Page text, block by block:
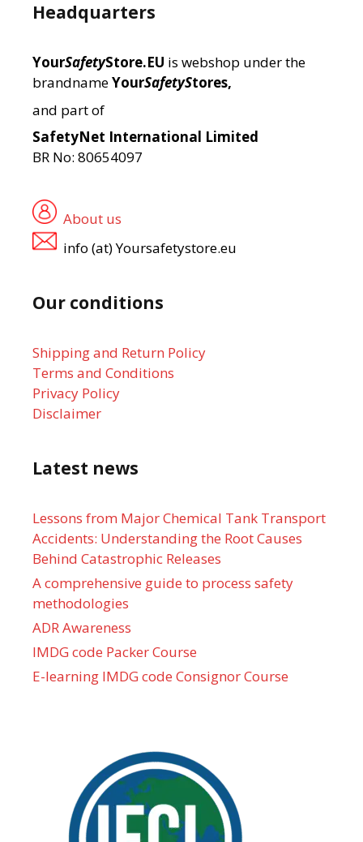
Headquarters
YourSafetyStore.EU is webshop under the
brandnameYourSafetyStores,
and part of
SafetyNet International Limited
BR No: 80654097
About us
info (at) Yoursafetystore.eu
Our conditions
Shipping and Return Policy
Terms and Conditions
Privacy Policy
Disclaimer
Latest news
Lessons from Major Chemical Tank Transport
Accidents: Understanding the Root Causes
Behind Catastrophic Releases
A comprehensive guide to process safety
methodologies
ADR Awareness
IMDG code Packer Course
E-learning IMDG code Consignor Course